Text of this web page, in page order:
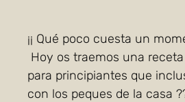
¡¡ Qué poco cuesta un
Hoy os traemos una
para principiantes que
con los peques de la casa